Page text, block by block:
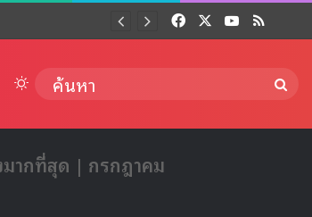
FacebookYouTube
RSS
Switch skin
มากที่สุด | กรกฎาคม